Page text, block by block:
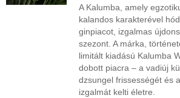
A Kalumba, amely
kalandos karakterével
ginpiacot, izgalmas
szezont. A márka,
limitált kiadású Kalumba
dobott piacra – a vadiúj
dzsungel frissességét és
izgalmát kelti életre.